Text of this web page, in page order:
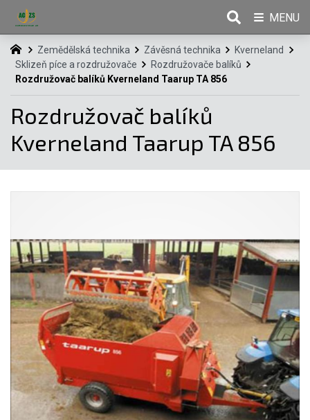
Zemědělská technika Závěsná technika
Kverneland
Sklizeň píce a rozdružovače
Rozdružovače balíků
Rozdružovač balíků Kverneland Taarup TA 856
Rozdružovač balíků
Kverneland Taarup TA 856
MENU